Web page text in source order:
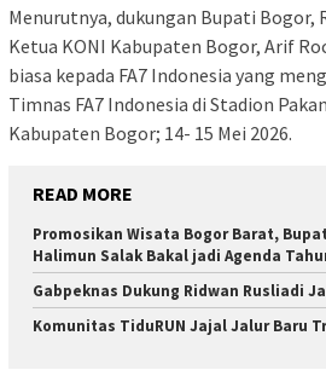
Menurutnya, dukungan Bupati Bogor,
Ketua KONI Kabupaten Bogor, Arif
biasa kepada FA7 Indonesia yang
Timnas FA7 Indonesia di Stadion
Kabupaten Bogor; 14- 15 Mei 2026.
READ MORE
Promosikan Wisata Bogor Barat,
Halimun Salak Bakal jadi Agenda
Gabpeknas Dukung Ridwan Rusliadi
Komunitas TiduRUN Jajal Jalur Baru